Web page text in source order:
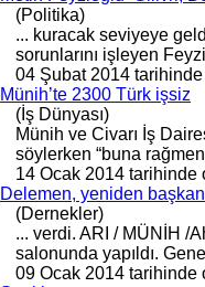
(Politika)
... kuracak seviyeye
sorunlarını işleyen
04 Şubat 2014
Münih’te 2300 Türk işsiz
(İş Dünyası)
Münih ve Civarı İş
söylerken “buna
14 Ocak 2014 tarihinde
Delemen, yeniden başkan
(Dernekler)
... verdi. ARI / MÜNİH /
salonunda yapıldı. Genel
09 Ocak 2014 tarihinde